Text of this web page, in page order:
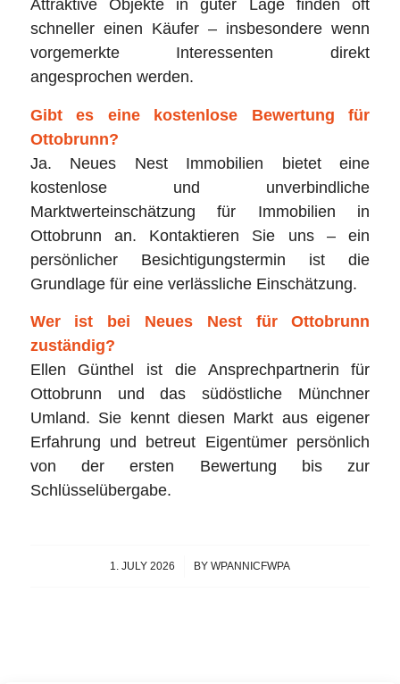
Attraktive Objekte in guter Lage finden oft
schneller einen Käufer – insbesondere wenn
vorgemerkte Interessenten direkt
angesprochen werden.
Gibt es eine kostenlose Bewertung für
Ottobrunn?
Ja. Neues Nest Immobilien bietet eine
kostenlose und unverbindliche
Marktwerteinschätzung für Immobilien in
Ottobrunn an. Kontaktieren Sie uns – ein
persönlicher Besichtigungstermin ist die
Grundlage für eine verlässliche Einschätzung.
Wer ist bei Neues Nest für Ottobrunn
zuständig?
Ellen Günthel ist die Ansprechpartnerin für
Ottobrunn und das südöstliche Münchner
Umland. Sie kennt diesen Markt aus eigener
Erfahrung und betreut Eigentümer persönlich
von der ersten Bewertung bis zur
Schlüsselübergabe.
1. JULY 2026
/ BY WPANNICFWPA